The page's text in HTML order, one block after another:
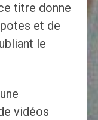
titre donne
et de
le
vidéos